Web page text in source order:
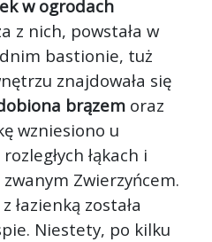
w ogrodach
z nich, powstała w
bastionie, tuż
znajdowała się
brązem oraz
wzniesiono u
łąkach i
Zwierzyńcem.
łazienką została
Niestety, po kilku